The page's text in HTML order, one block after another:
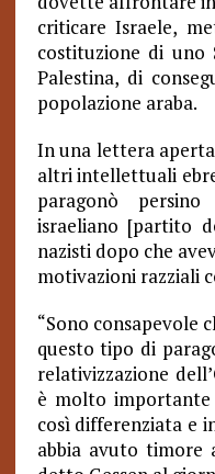
criticare Israele,
costituzione di uno
Palestina, di
popolazione araba.
In una lettera
altri intellettuali
paragonò
israeliano [partito
nazisti dopo che
motivazioni razziali
“Sono consapevole
questo tipo di
relativizzazione
è molto importante
così differenziata e
abbia avuto timore